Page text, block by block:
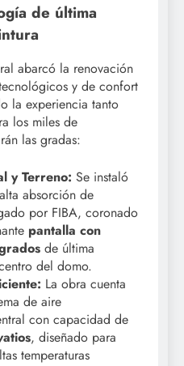
de última
abarcó la renovación
y de confort
la experiencia tanto
los miles de
las gradas:
y Terreno: Se instaló
absorción de
por FIBA, coronado
pantalla con
de última
del domo.
La obra cuenta
de aire
con capacidad de
, diseñado para
temperaturas